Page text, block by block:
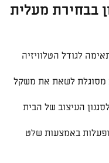
בבחירת מעלית
לגודל הטלוויזיה
מסוגלת לשאת את משקל
העיצוב של הבית
באמצעות שלט